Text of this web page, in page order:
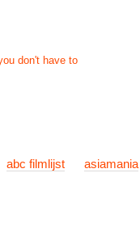
abc filmlijst asiamania